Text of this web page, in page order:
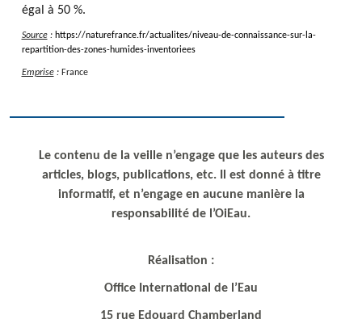
égal à 50 %.
Source: https://naturefrance.fr/actualites/niveau-de-connaissance-sur-la-
repartition-des-zones-humides-inventoriees
Emprise: France
Le contenu de la veille n’engage que les auteurs des
articles, blogs, publications, etc. Il est donné à titre
informatif, et n’engage en aucune manière la
responsabilité de l’OiEau.
Réalisation :
Office International de l’Eau
15 rue Edouard Chamberland